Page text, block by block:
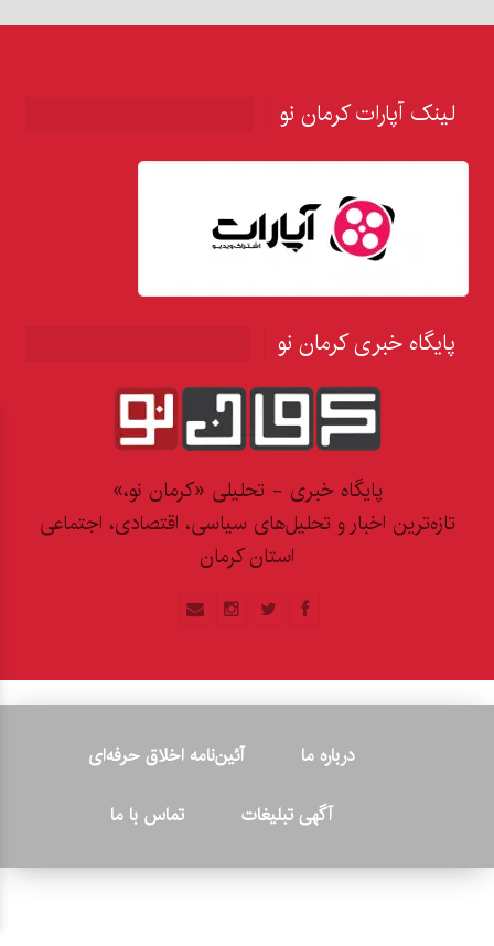
لینک آپارات کرمان نو
پایگاه خبری کرمان نو
پایگاه خبری - تحلیلی «کرمان نو،»
تازه‌ترین اخبار و تحلیل‌های سیاسی، اقتصادی، اجتماعی
استان کرمان
درباره ما
آئین‌نامه اخلاق حرفه‌ای
آگهی تبلیغات
تماس با ما